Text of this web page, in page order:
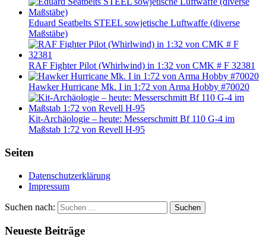
Eduard Seatbelts STEEL sowjetische Luftwaffe (diverse
Maßstäbe)
RAF Fighter Pilot (Whirlwind) in 1:32 von CMK # F 32381
Hawker Hurricane Mk. I in 1:72 von Arma Hobby #70020
Kit-Archäologie – heute: Messerschmitt Bf 110 G-4 im
Maßstab 1:72 von Revell H-95
Seiten
Datenschutzerklärung
Impressum
Suchen nach: Suchen
Neueste Beiträge